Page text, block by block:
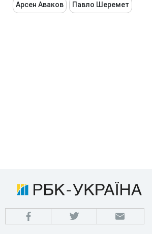
Арсен Аваков Павло Шеремет